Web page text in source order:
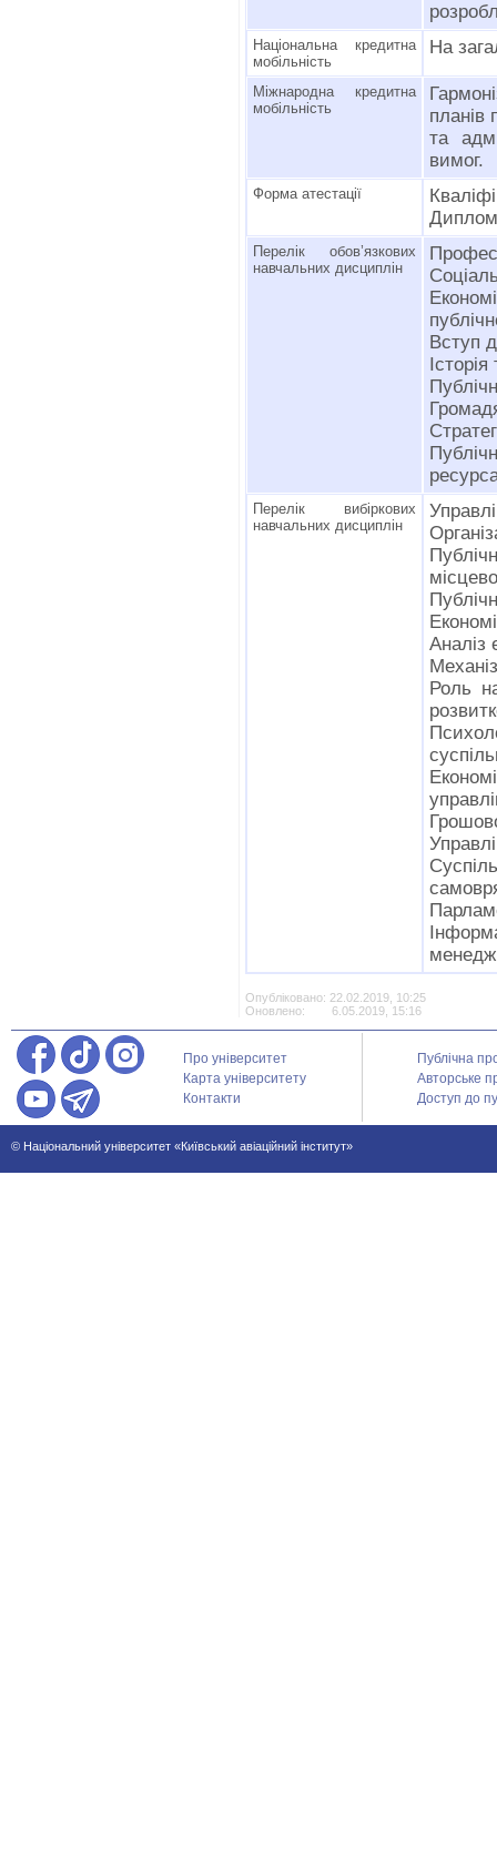
Національна кредитна
мобільність
На
Міжнародна кредитна
мобільність
планів
та
вимог.
Форма атестації
Перелік обов’язкових
навчальних дисциплін
Вступ
Перелік вибіркових
навчальних дисциплін
Аналіз
Роль
Опубліковано: 22.02.2019, 10:25
Оновлено: 6.05.2019, 15:16
Про університет
Карта університету
Контакти
Публічна
Авторське
Доступ до
© Національний університет «Київський авіаційний інститут»